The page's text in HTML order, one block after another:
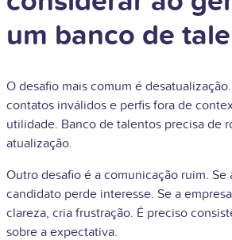
um banco de
O desafio mais comum é
contatos inválidos e perfis fora de
utilidade. Banco de talentos precisa de
atualização.
Outro desafio é a comunicação ruim. Se
candidato perde interesse. Se a
clareza, cria frustração. É preciso
sobre a expectativa.